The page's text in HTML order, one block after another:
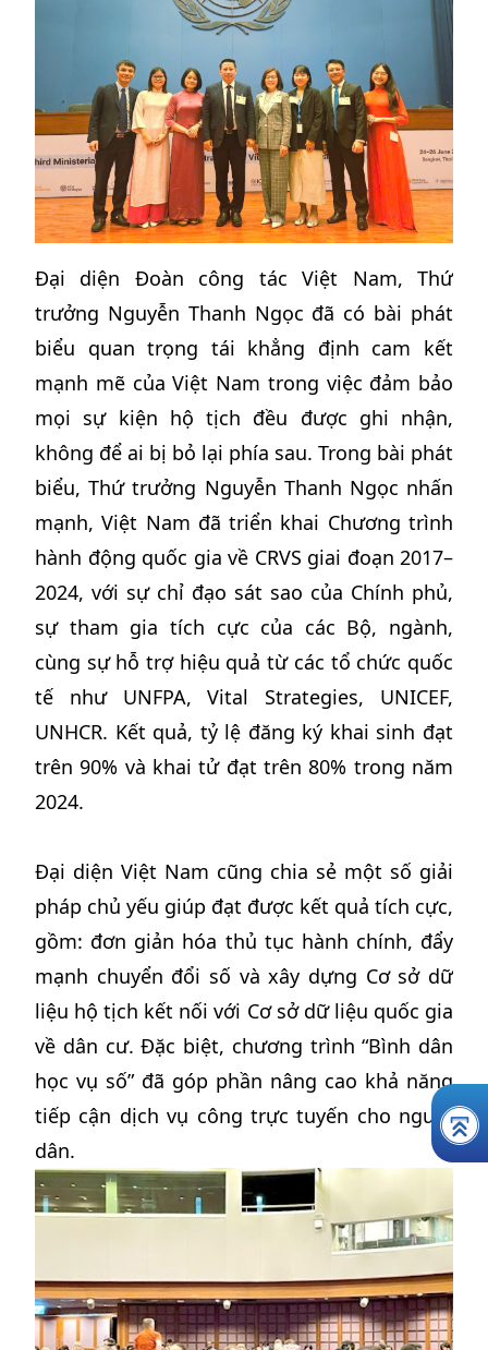
Đại diện Đoàn công tác Việt Nam, Thứ
trưởng Nguyễn Thanh Ngọc đã có bài phát
biểu quan trọng tái khẳng định cam kết
mạnh mẽ của Việt Nam trong việc đảm bảo
mọi sự kiện hộ tịch đều được ghi nhận,
không để ai bị bỏ lại phía sau. Trong bài phát
biểu, Thứ trưởng Nguyễn Thanh Ngọc nhấn
mạnh, Việt Nam đã triển khai Chương trình
hành động quốc gia về CRVS giai đoạn 2017–
2024, với sự chỉ đạo sát sao của Chính phủ,
sự tham gia tích cực của các Bộ, ngành,
cùng sự hỗ trợ hiệu quả từ các tổ chức quốc
tế như UNFPA, Vital Strategies, UNICEF,
UNHCR. Kết quả, tỷ lệ đăng ký khai sinh đạt
trên 90% và khai tử đạt trên 80% trong năm
2024.
Đại diện Việt Nam cũng chia sẻ một số giải
pháp chủ yếu giúp đạt được kết quả tích cực,
gồm: đơn giản hóa thủ tục hành chính, đẩy
mạnh chuyển đổi số và xây dựng Cơ sở dữ
liệu hộ tịch kết nối với Cơ sở dữ liệu quốc gia
về dân cư. Đặc biệt, chương trình “Bình dân
học vụ số” đã góp phần nâng cao khả năng
tiếp cận dịch vụ công trực tuyến cho người
dân.